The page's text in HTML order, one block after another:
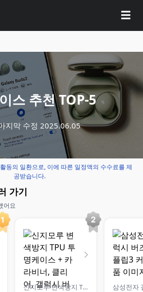
☰
스 추천 TOP-5
지막 수정 2025.06.05
동의 일환으로, 이에 따른 일정액의 수수료를 제
공받습니다.
가기
어요
신지모루 변색방지 TPU 투명케이스 + 카라비너, 클리어, 갤럭시 버즈 FE / 버즈 2 / 프로 / 2프로 / 라이브